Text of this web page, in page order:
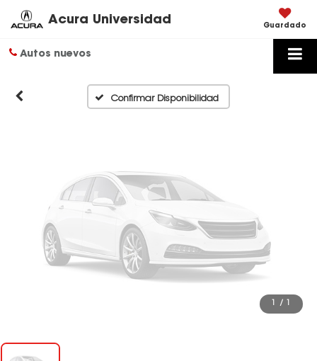
Acura Universidad Guardado
Autos nuevos
Confirmar Disponibilidad
Disponibles
Por favor, revise luego
/